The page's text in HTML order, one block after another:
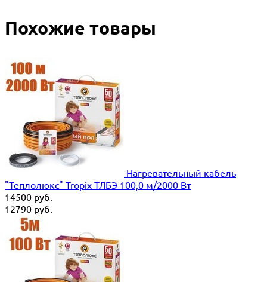
Похожие товары
Нагревательный кабель
"Теплолюкс" Tropix ТЛБЭ 100,0 м/2000 Вт
14500 руб.
12790 руб.